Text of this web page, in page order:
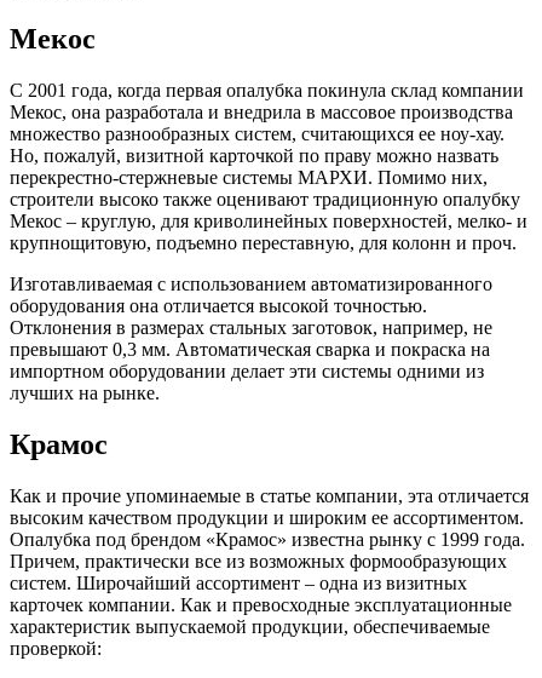
Мекос
С 2001 года, когда первая опалубка покинула склад компании
Мекос, она разработала и внедрила в массовое производства
множество разнообразных систем, считающихся ее ноу-хау.
Но, пожалуй, визитной карточкой по праву можно назвать
перекрестно-стержневые системы МАРХИ. Помимо них,
строители высоко также оценивают традиционную опалубку
Мекос – круглую, для криволинейных поверхностей, мелко- и
крупнощитовую, подъемно переставную, для колонн и проч.
Изготавливаемая с использованием автоматизированного
оборудования она отличается высокой точностью.
Отклонения в размерах стальных заготовок, например, не
превышают 0,3 мм. Автоматическая сварка и покраска на
импортном оборудовании делает эти системы одними из
лучших на рынке.
Крамос
Как и прочие упоминаемые в статье компании, эта отличается
высоким качеством продукции и широким ее ассортиментом.
Опалубка под брендом «Крамос» известна рынку с 1999 года.
Причем, практически все из возможных формообразующих
систем. Широчайший ассортимент – одна из визитных
карточек компании. Как и превосходные эксплуатационные
характеристик выпускаемой продукции, обеспечиваемые
проверкой: